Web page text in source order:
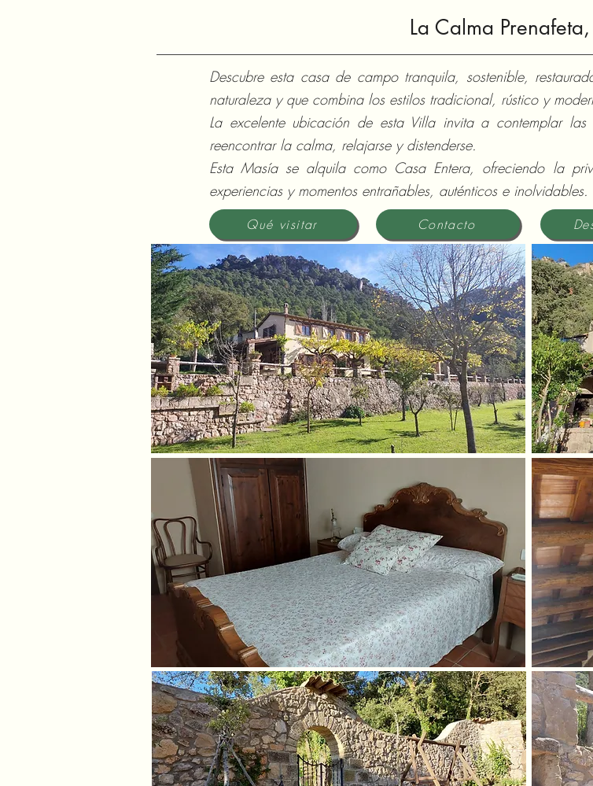
La Calma
Descubre esta casa de campo tranquila, sostenible,
naturaleza y que combina los estilos tradicional, rústico y
La excelente ubicación de esta Villa invita a contemplar
reencontrar la calma, relajarse y distenderse.
Esta Masía se alquila como Casa Entera, ofreciendo la
experiencias y momentos entrañables, auténticos e inolvidables.
Qué visitar Contacto